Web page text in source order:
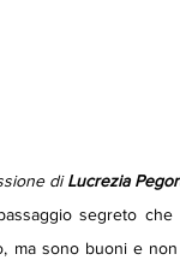
di Lucrezia
sono buoni e